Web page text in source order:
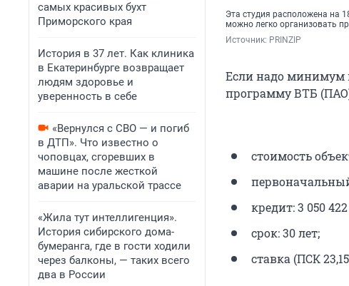
самых красивых бухт
Приморского края
История в 37 лет. Как клиника
в Екатеринбурге возвращает
людям здоровье и
уверенность в себе
«Вернулся с СВО — и погиб
в ДТП». Что известно о
чоповцах, сгоревших в
машине после жесткой
аварии на уральской трассе
«Жила тут интеллигенция».
История сибирского дома-
бумеранга, где в гости ходили
через балконы, — таких всего
два в России
Эта студия расположена на
можно легко организовать
Источник: PRINZIP
Если надо минимум
программу ВТБ
стоимость
первоначальный
кредит: 3 050 422
срок: 30 лет;
ставка (ПСК